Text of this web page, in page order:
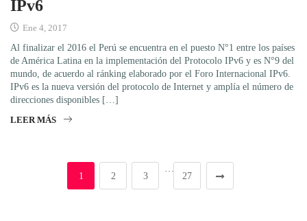
IPv6
Ene 4, 2017
Al finalizar el 2016 el Perú se encuentra en el puesto N°1 entre los países
de América Latina en la implementación del Protocolo IPv6 y es N°9 del
mundo, de acuerdo al ránking elaborado por el Foro Internacional IPv6.
IPv6 es la nueva versión del protocolo de Internet y amplía el número de
direcciones disponibles […]
LEER MÁS
1 2 3 27